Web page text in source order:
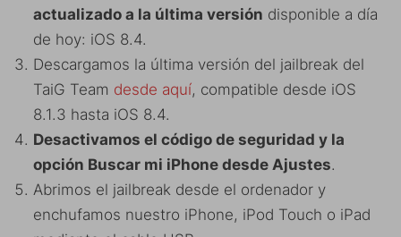
actualizado a la última versión disponible a día
de hoy: iOS 8.4.
Descargamos la última versión del jailbreak del
TaiG Team desde aquí, compatible desde iOS
8.1.3 hasta iOS 8.4.
Desactivamos el código de seguridad y la
opción Buscar mi iPhone desde Ajustes.
Abrimos el jailbreak desde el ordenador y
enchufamos nuestro iPhone, iPod Touch o iPad